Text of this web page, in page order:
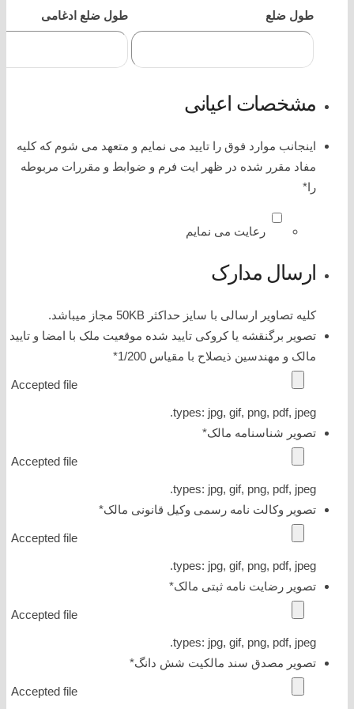
طول ضلع طول ضلع ادغامی
مشخصات اعیانی
اینجانب موارد فوق را تایید می نمایم و متعهد می شوم که کلیه
مفاد مقرر شده در ظهر ایت فرم و ضوابط و مقررات مربوطه
را*
رعایت می نمایم
ارسال مدارک
کلیه تصاویر ارسالی با سایز حداکثر 50KB مجاز میباشد.
تصویر برگنقشه یا کروکی تایید شده موقعیت ملک با امضا و تایید
مالک و مهندسین ذیصلاح با مقیاس 1/200
*
Accepted file
types: jpg, gif, png, pdf, jpeg.
تصویر شناسنامه مالک*
Accepted file
types: jpg, gif, png, pdf, jpeg.
تصویر وکالت نامه رسمی وکیل قانونی مالک*
Accepted file
types: jpg, gif, png, pdf, jpeg.
تصویر رضایت نامه ثبتی مالک*
Accepted file
types: jpg, gif, png, pdf, jpeg.
تصویر مصدق سند مالکیت شش دانگ*
Accepted file